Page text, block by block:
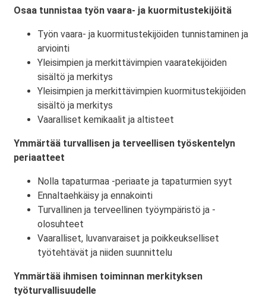
Osaa tunnistaa työn vaara- ja kuormitustekijöitä
Työn vaara- ja kuormitustekijöiden tunnistaminen ja
arviointi
Yleisimpien ja merkittävimpien vaaratekijöiden
sisältö ja merkitys
Yleisimpien ja merkittävimpien kuormitustekijöiden
sisältö ja merkitys
Vaaralliset kemikaalit ja altisteet
Ymmärtää turvallisen ja terveellisen työskentelyn
periaatteet
Nolla tapaturmaa -periaate ja tapaturmien syyt
Ennaltaehkäisy ja ennakointi
Turvallinen ja terveellinen työympäristö ja -
olosuhteet
Vaaralliset, luvanvaraiset ja poikkeukselliset
työtehtävät ja niiden suunnittelu
Ymmärtää ihmisen toiminnan merkityksen
työturvallisuudelle